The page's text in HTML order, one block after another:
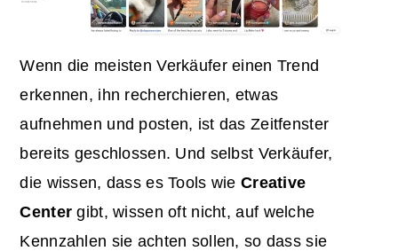
Wenn die meisten Verkäufer einen Trend
erkennen, ihn recherchieren, etwas
aufnehmen und posten, ist das Zeitfenster
bereits geschlossen. Und selbst Verkäufer,
die wissen, dass es Tools wieCreative
Centergibt, wissen oft nicht, auf welche
Kennzahlen sie achten sollen, so dass sie